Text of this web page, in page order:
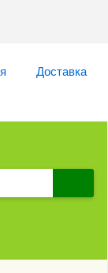
Доставка